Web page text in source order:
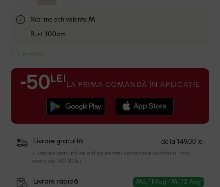
Marime echivalenta M
Bust 100cm
In stoc
-50 LEI LA PRIMA COMANDĂ ÎN APLICAȚIE
Livrare gratuită de la 149.00 lei
Livrarea gratuită se aplica pentru comenzile cu totalul mai
mare de 149.00 lei
Livrare rapidă Ma, 11 Aug - Mi, 12 Aug